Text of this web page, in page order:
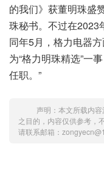
的我们》获董明珠盛
珠秘书。不过在2023
同年5月，格力电器
为“格力明珠精选”一
任职。”
声明：本文所载内
之目的，内容仅供参考，
请联系邮箱：